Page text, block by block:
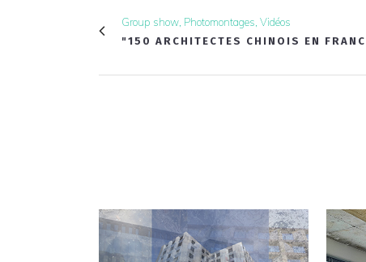
Group show, Photomontages, Vidéos
"150 ARCHITECTES CHINOIS EN